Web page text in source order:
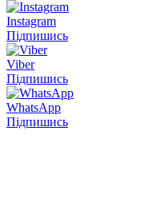
Instagram
Підпишись
Viber
Підпишись
WhatsApp
Підпишись